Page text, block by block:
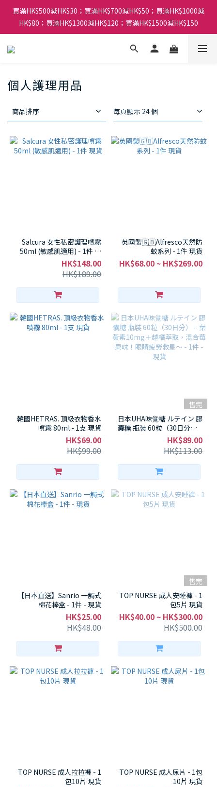
買滿HK$500減HK$30；買滿HK$700減HK$50；買滿HK$1000減
HK$80；買滿HK$1300減HK$120；買滿HK$1500減HK$150
個人護理用品
商品排序 每頁顯示 24 個
Salcura 女性私密護理噴霧
50ml (敏感肌適用) - 1件 現
貨
HK$148.00
HK$189.00
英國製🇬🇧Alfresco天然防
蚊系列 - 1件 現貨
HK$68.00 ~ HK$269.00
韓國HETRAS. 頂級衣物香水
噴霧 80ml - 1支 現貨
HK$69.00
HK$99.00
售完
日本UHA味覚糖 ルテイン 膠
囊糖 瓶裝 60粒（30日分） –
葉黃素10mg＋越橘萃取，混
合莓果味！眼睛疲勞救星～ -
1件 - 現貨
HK$89.00
HK$113.00
【日本直送】Sanrio 一觸式
棉花棒盒 - 1件 - 現貨
HK$25.00
HK$48.00
售完
TOP NURSE 成人安睡褲 - 1
包5片 現貨
HK$40.00 ~ HK$300.00
HK$500.00
TOP NURSE 成人拉拉褲 - 1
包10片 現貨
TOP NURSE 成人尿片 - 1包
10片 現貨